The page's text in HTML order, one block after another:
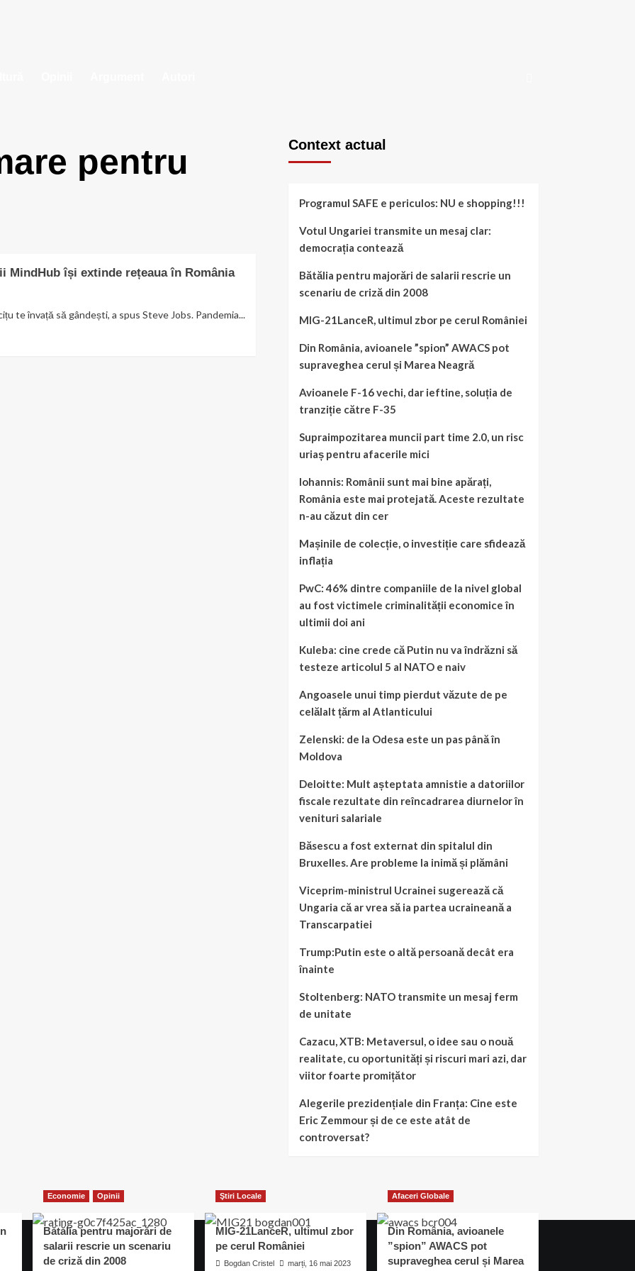
pentru
MindHub își extinde rețeaua în România
te învață să gândești, a spus Steve Jobs. Pandemia...
Context actual
Programul SAFE e periculos: NU e shopping!!!
Votul Ungariei transmite un mesaj clar:
democrația contează
Bătălia pentru majorări de salarii rescrie un
scenariu de criză din 2008
MIG-21LanceR, ultimul zbor pe cerul României
Din România, avioanele ”spion” AWACS pot
supraveghea cerul și Marea Neagră
Avioanele F-16 vechi, dar ieftine, soluția de
tranziție către F-35
Supraimpozitarea muncii part time 2.0, un risc
uriaș pentru afacerile mici
Iohannis: Românii sunt mai bine apărați,
România este mai protejată. Aceste rezultate
n-au căzut din cer
Mașinile de colecție, o investiție care sfidează
inflația
PwC: 46% dintre companiile de la nivel global
au fost victimele criminalității economice în
ultimii doi ani
Kuleba: cine crede că Putin nu va îndrăzni să
testeze articolul 5 al NATO e naiv
Angoasele unui timp pierdut văzute de pe
celălalt țărm al Atlanticului
Zelenski: de la Odesa este un pas până în
Moldova
Deloitte: Mult așteptata amnistie a datoriilor
fiscale rezultate din reîncadrarea diurnelor în
venituri salariale
Băsescu a fost externat din spitalul din
Bruxelles. Are probleme la inimă și plămâni
Viceprim-ministrul Ucrainei sugerează că
Ungaria că ar vrea să ia partea ucraineană a
Transcarpatiei
Trump:Putin este o altă persoană decât era
înainte
Stoltenberg: NATO transmite un mesaj ferm
de unitate
Cazacu, XTB: Metaversul, o idee sau o nouă
realitate, cu oportunități și riscuri mari azi, dar
viitor foarte promițător
Alegerile prezidențiale din Franța: Cine este
Eric Zemmour și de ce este atât de
controversat?
Economie Opinii
Bătălia pentru majorări de
salarii rescrie un scenariu
de criză din 2008
Ştiri Locale
MIG-21LanceR, ultimul zbor
pe cerul României
Bogdan Cristel marți, 16 mai 2023
Afaceri Globale
Din România, avioanele
”spion” AWACS pot
supraveghea cerul și Marea